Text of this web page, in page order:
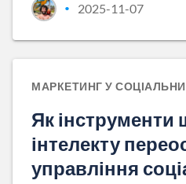
• 2025-11-07
МАРКЕТИНГ У
Як інструменти
інтелекту
управління